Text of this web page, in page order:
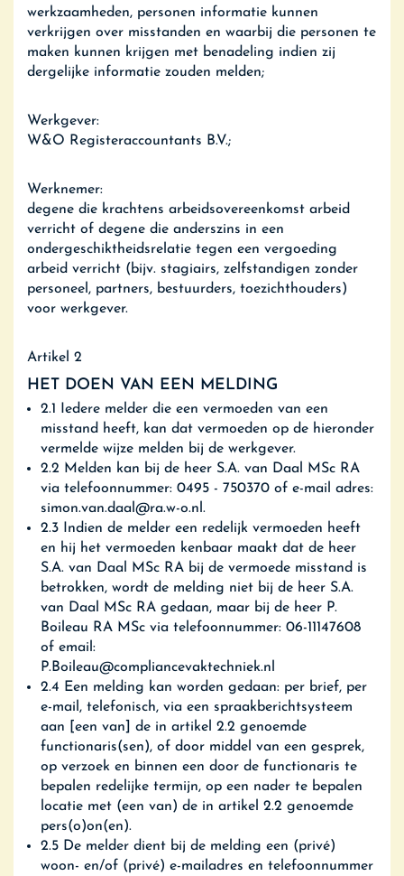
werkzaamheden, personen informatie kunnen
verkrijgen over misstanden en waarbij die personen te
maken kunnen krijgen met benadeling indien zij
dergelijke informatie zouden melden;
Werkgever:
W&O Registeraccountants B.V.;
Werknemer:
degene die krachtens arbeidsovereenkomst arbeid
verricht of degene die anderszins in een
ondergeschiktheidsrelatie tegen een vergoeding
arbeid verricht (bijv. stagiairs, zelfstandigen zonder
personeel, partners, bestuurders, toezichthouders)
voor werkgever.
Artikel 2
HET DOEN VAN EEN MELDING
2.1 Iedere melder die een vermoeden van een
misstand heeft, kan dat vermoeden op de hieronder
vermelde wijze melden bij de werkgever.
2.2 Melden kan bij de heer S.A. van Daal MSc RA
via telefoonnummer: 0495 - 750370 of e-mail adres:
simon.van.daal@ra.w-o.nl.
2.3 Indien de melder een redelijk vermoeden heeft
en hij het vermoeden kenbaar maakt dat de heer
S.A. van Daal MSc RA bij de vermoede misstand is
betrokken, wordt de melding niet bij de heer S.A.
van Daal MSc RA gedaan, maar bij de heer P.
Boileau RA MSc via telefoonnummer: 06-11147608
of email:
P.Boileau@compliancevaktechniek.nl
2.4 Een melding kan worden gedaan: per brief, per
e-mail, telefonisch, via een spraakberichtsysteem
aan [een van] de in artikel 2.2 genoemde
functionaris(sen), of door middel van een gesprek,
op verzoek en binnen een door de functionaris te
bepalen redelijke termijn, op een nader te bepalen
locatie met (een van) de in artikel 2.2 genoemde
pers(o)on(en).
2.5 De melder dient bij de melding een (privé)
woon- en/of (privé) e-mailadres en telefoonnummer